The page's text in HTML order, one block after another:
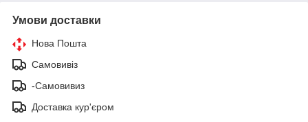
Умови доставки
Нова Пошта
Самовивіз
-Самовивиз
Доставка кур'єром